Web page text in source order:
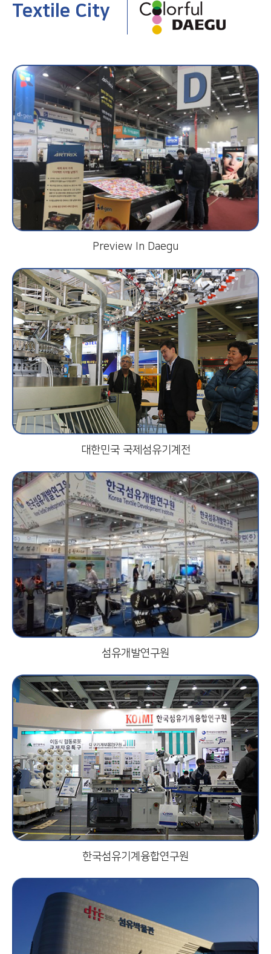
Textile City
Preview In Daegu
대한민국 국제섬유기계전
섬유개발연구원
한국섬유기계융합연구원